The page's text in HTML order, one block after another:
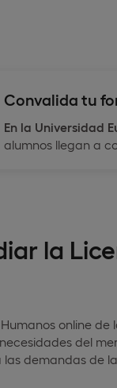
Convalida tu
En la Universidad
alumnos llegan a
la
online
del
demandas de